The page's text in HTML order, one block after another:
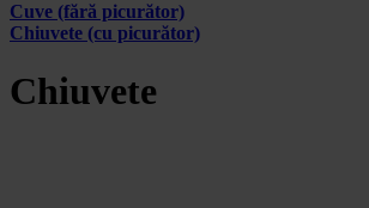
Cuve (fără picurător)
Chiuvete (cu picurător)
Chiuvete